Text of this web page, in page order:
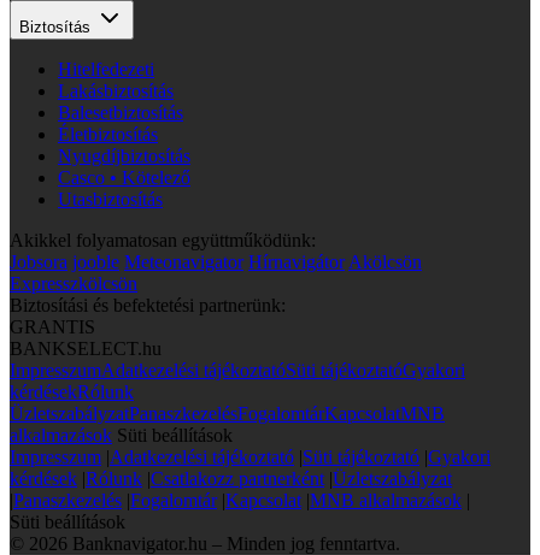
Biztosítás
Hitelfedezeti
Lakásbiztosítás
Balesetbiztosítás
Életbiztosítás
Nyugdíjbiztosítás
Casco • Kötelező
Utasbiztosítás
Akikkel folyamatosan együttműködünk:
Jobsora jooble Meteonavigator Hírnavigátor Akölcsön
Expresszkölcsön
Biztosítási és befektetési partnerünk:
GRANTIS
BANKSELECT.hu
ImpresszumAdatkezelési tájékoztatóSüti tájékoztatóGyakori
kérdésekRólunk
ÜzletszabályzatPanaszkezelésFogalomtárKapcsolatMNB
alkalmazások Süti beállítások
Impresszum |Adatkezelési tájékoztató |Süti tájékoztató |Gyakori
kérdések |Rólunk |Csatlakozz partnerként |Üzletszabályzat
|Panaszkezelés |Fogalomtár |Kapcsolat |MNB alkalmazások |
Süti beállítások
© 2026 Banknavigator.hu – Minden jog fenntartva.